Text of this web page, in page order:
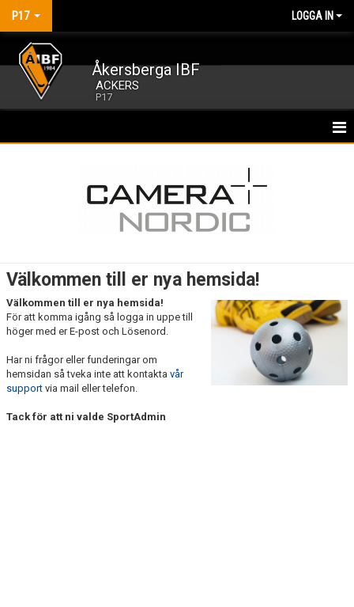
P17 LOGGA IN
Åkersberga IBF
ACKERS
P17
BILDGALLERI
DOKUMENT
KONTAKT
Välkommen till er nya hemsida!
Välkommen till er nya hemsida!
För att komma igång så logga in uppe till
höger med er E-post och Lösenord.
Har ni frågor eller funderingar om
hemsidan så tveka inte att kontakta vår
support via mail eller telefon.
Tack för att ni valde SportAdmin